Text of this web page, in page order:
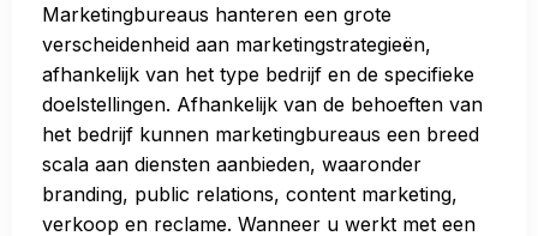
Marketingbureaus hanteren een grote
verscheidenheid aan marketingstrategieën,
afhankelijk van het type bedrijf en de specifieke
doelstellingen. Afhankelijk van de behoeften van
het bedrijf kunnen marketingbureaus een breed
scala aan diensten aanbieden, waaronder
branding, public relations, content marketing,
verkoop en reclame. Wanneer u werkt met een